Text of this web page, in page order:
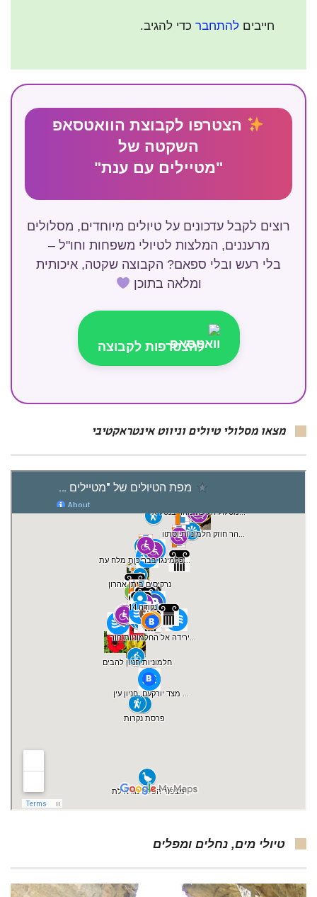
חייבים להתחבר כדי להגיב.
הצטרפו לקבוצת הוואטסאפ
השקטה של
"מטיילים עם ענת"
רוצים לקבל עדכונים על טיולים מיוחדים, מסלולים
מרעננים, המלצות לטיולי משפחות וחו"ל –
בלי רעש ובלי ספאם? הקבוצה שקטה, איכותית
ומלאה בתוכן
להצטרפות לקבוצה
מצאו מסלולי טיולים וניווט אינטראקטיבי
טיולי מים, נחלים ומפלים